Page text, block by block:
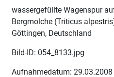
wassergefüllte Wagenspur
Bergmolche (Triticus
Göttingen, Deutschland
Bild-ID: 054_8133.jpg
Aufnahmedatum: 29.03.2008